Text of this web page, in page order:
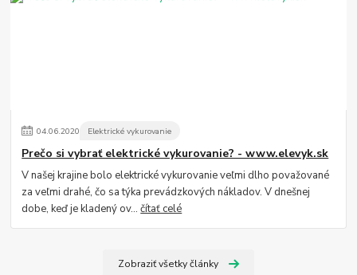
04.06.2020 Elektrické vykurovanie
Prečo si vybrať elektrické vykurovanie? - www.elevyk.sk
V našej krajine bolo elektrické vykurovanie veľmi dlho považované
za veľmi drahé, čo sa týka prevádzkových nákladov. V dnešnej
dobe, keď je kladený ov...čítať celé
Zobraziť všetky články